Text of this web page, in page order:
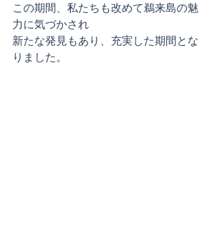
この期間、私たちも改めて鵜来島の魅
力に気づかされ
新たな発見もあり、充実した期間とな
りました。